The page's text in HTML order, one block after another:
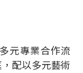
元專業合作流
配以多元藝術